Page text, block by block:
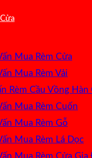
Mua Rèm Cửa
Mua Rèm Vải
Rèm Cầu Vồng Hàn
Mua Rèm Cuốn
Mua Rèm Gỗ
Mua Rèm Lá Dọc